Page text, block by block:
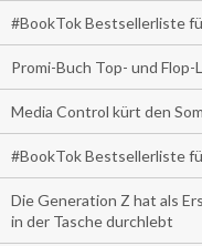
#BookTok Bestsellerliste
Promi-Buch Top- und
Media Control kürt den
#BookTok Bestsellerliste
Die Generation Z hat als
in der Tasche durchlebt